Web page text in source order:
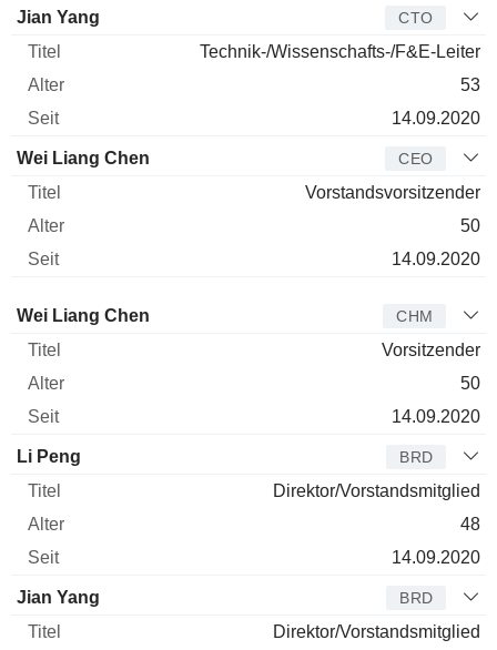
Jian Yang CTO
Technik-/Wissenschafts-/F&E-Leiter
53
14.09.2020
Wei Liang Chen CEO
Vorstandsvorsitzender
50
14.09.2020
Verwaltungsratsmitglied
Wei Liang Chen CHM
Vorsitzender
50
14.09.2020
Li Peng BRD
Direktor/Vorstandsmitglied
48
14.09.2020
Jian Yang BRD
Direktor/Vorstandsmitglied